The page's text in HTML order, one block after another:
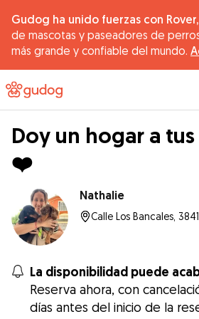
Gudog ha unido fuerzas con Rover,
de mascotas y paseadores de
más grande y confiable del mundo.
Doy un hogar a
❤️
Nathalie
Calle Los Bancales,
La disponibilidad puede
Reserva ahora, con
días antes del inicio de la